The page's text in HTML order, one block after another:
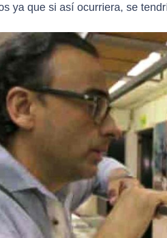
ya que si así ocurriera, se